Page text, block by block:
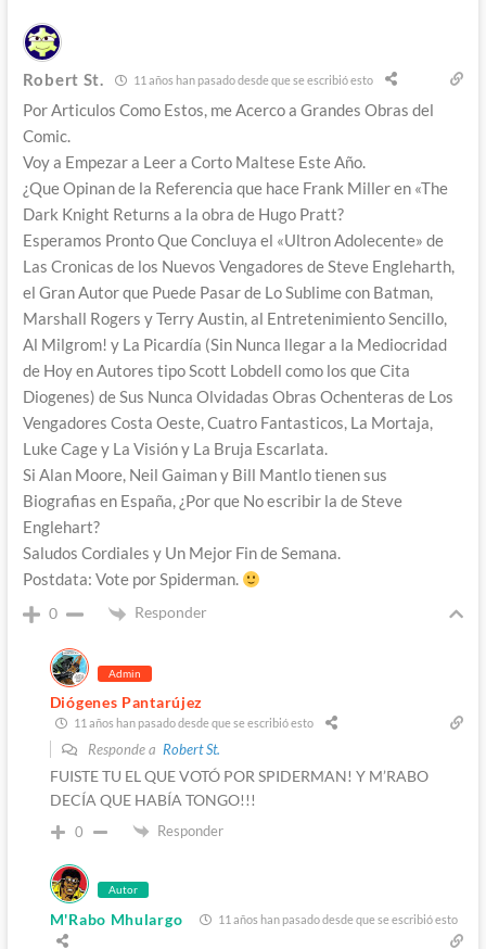
Robert St. 11 años han pasado desde que se escribió esto
Por Articulos Como Estos, me Acerco a Grandes Obras del
Comic.
Voy a Empezar a Leer a Corto Maltese Este Año.
¿Que Opinan de la Referencia que hace Frank Miller en «The
Dark Knight Returns a la obra de Hugo Pratt?
Esperamos Pronto Que Concluya el «Ultron Adolecente» de
Las Cronicas de los Nuevos Vengadores de Steve Engleharth,
el Gran Autor que Puede Pasar de Lo Sublime con Batman,
Marshall Rogers y Terry Austin, al Entretenimiento Sencillo,
Al Milgrom! y La Picardía (Sin Nunca llegar a la Mediocridad
de Hoy en Autores tipo Scott Lobdell como los que Cita
Diogenes) de Sus Nunca Olvidadas Obras Ochenteras de Los
Vengadores Costa Oeste, Cuatro Fantasticos, La Mortaja,
Luke Cage y La Visión y La Bruja Escarlata.
Si Alan Moore, Neil Gaiman y Bill Mantlo tienen sus
Biografias en España, ¿Por que No escribir la de Steve
Englehart?
Saludos Cordiales y Un Mejor Fin de Semana.
Postdata: Vote por Spiderman.
0 Responder
Admin
Diógenes Pantarújez
11 años han pasado desde que se escribió esto
Responde a Robert St.
FUISTE TU EL QUE VOTÓ POR SPIDERMAN! Y M’RABO
DECÍA QUE HABÍA TONGO!!!
0 Responder
Autor
M'Rabo Mhulargo 11 años han pasado desde que se escribió esto